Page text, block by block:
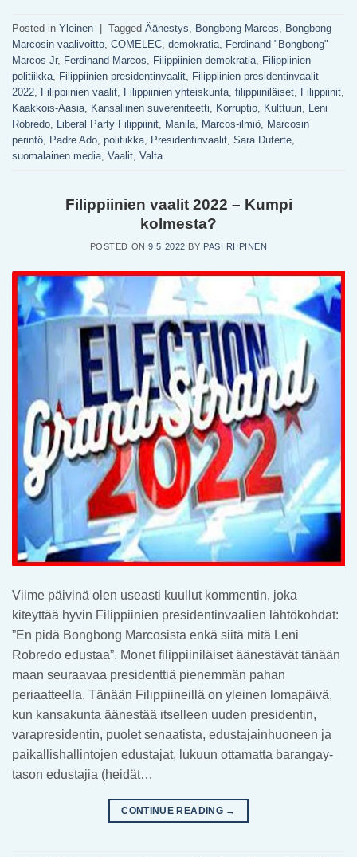
Posted in Yleinen | Tagged Äänestys Bongbong Marcos
Bongbong
Marcosin vaalivoitto COMELEC demokratia Ferdinand "Bongbong"
Marcos Jr, Ferdinand Marcos Filippiinien demokratia Filippiinien
politiikka Filippiinien presidentinvaalit Filippiinien presidentinvaalit
2022 Filippiinien vaalit Filippiinien yhteiskunta filippiiniläiset Filippiinit
Kaakkois-Aasia Kansallinen suvereniteetti Korruptio Kulttuuri
Leni
Robredo Liberal Party Filippiinit Manila Marcos-ilmiö Marcosin
perintö Padre Ado politiikka Presidentinvaalit Sara Duterte
suomalainen media Vaalit Valta
Filippiinien vaalit 2022 – Kumpi
kolmesta?
POSTED ON9.5.2022 BY PASI RIIPINEN
Viime päivinä olen useasti kuullut kommentin, joka
kiteyttää hyvin Filippiinien presidentinvaalien lähtökohdat:
”En pidä Bongbong Marcosista enkä siitä mitä Leni
Robredo edustaa”. Monet filippiiniläiset äänestävät tänään
maan seuraavaa presidenttiä pienemmän pahan
periaatteella. Tänään Filippiineillä on yleinen lomapäivä,
kun kansakunta äänestää itselleen uuden presidentin,
varapresidentin, puolet senaatista, edustajainhuoneen ja
paikallishallintojen edustajat, lukuun ottamatta barangay-
tason edustajia (heidät…
CONTINUE READING →